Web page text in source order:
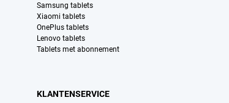
Samsung tablets
Xiaomi tablets
OnePlus tablets
Lenovo tablets
Tablets met abonnement
KLANTENSERVICE